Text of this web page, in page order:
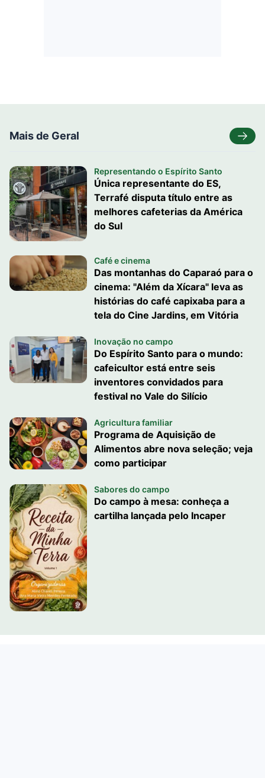
Mais de Geral
Representando o Espírito Santo
Única representante do ES,
Terrafé disputa título entre as
melhores cafeterias da América
do Sul
Café e cinema
Das montanhas do Caparaó para o
cinema: "Além da Xícara" leva as
histórias do café capixaba para a
tela do Cine Jardins, em Vitória
Inovação no campo
Do Espírito Santo para o mundo:
cafeicultor está entre seis
inventores convidados para
festival no Vale do Silício
Agricultura familiar
Programa de Aquisição de
Alimentos abre nova seleção; veja
como participar
Sabores do campo
Do campo à mesa: conheça a
cartilha lançada pelo Incaper